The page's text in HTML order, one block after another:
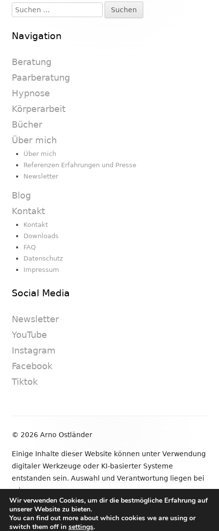
Seitenleiste
Suchen
nach:
Navigation
Beratung
Paarberatung
Hypnose
Körperarbeit
Bücher
Über mich
Über mich
Referenzen Erfahrungen und Presse
Newsletter
Blog
Kontakt
Kontakt
Downloads
FAQ
Datenschutz
Impressum
Social Media
Newsletter
YouTube
Instagram
Facebook
Tiktok
© 2026 Arno Ostländer
Einige Inhalte dieser Website können unter Verwendung
digitaler Werkzeuge oder KI-basierter Systeme
entstanden sein. Auswahl und Verantwortung liegen bei
mir.
•VerwendetTiny Framework
Wir verwenden Cookies, um dir die bestmögliche Erfahrung auf
unserer Website zu bieten.
You can find out more about which cookies we are using or
switch them off in settings.